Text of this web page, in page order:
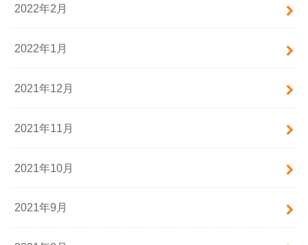
2022年2月
2022年1月
2021年12月
2021年11月
2021年10月
2021年9月